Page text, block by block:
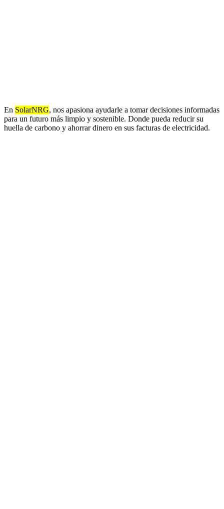
En SolarNRG, nos apasiona ayudarle a tomar decisiones informadas
para un futuro más limpio y sostenible. Donde pueda reducir su
huella de carbono y ahorrar dinero en sus facturas de electricidad.